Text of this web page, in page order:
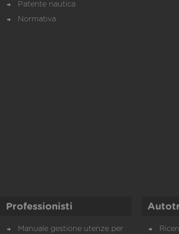
Patente nautica
Normativa
Professionisti
Manuale gestione utenze per